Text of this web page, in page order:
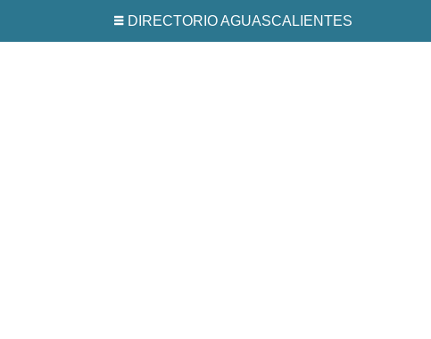
DIRECTORIO AGUASCALIENTES